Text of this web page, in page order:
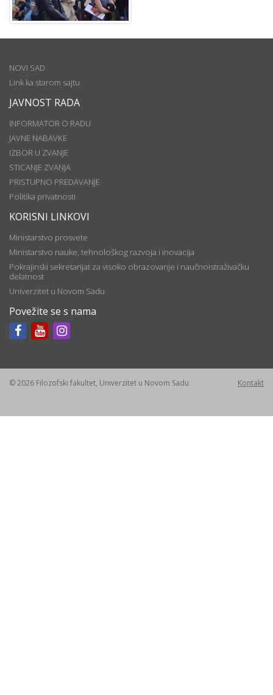
NOVI SAD
Link ka starom sajtu
JAVNOST RADA
INFORMATOR O RADU
JAVNE NABAVKE
IZBOR U ZVANJE
STICANJE ZVANJA
PRISTUPNO PREDAVANJE
Politika privatnosti
KORISNI LINKOVI
Ministarstvo prosvete
Ministarstvo nauke, tehnološkog razvoja i inovacija
Pokrajinski sekretarijat za visoko obrazovanje i naučnoistraživačku
delatnost
Univerzitet u Novom Sadu
Povežite se s nama
© 2026 Filozofski fakultet, Univerzitet u Novom Sadu Kontakt